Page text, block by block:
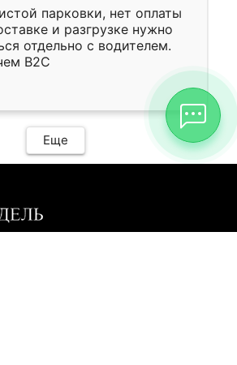
парковки, нет оплаты
и разгрузке нужно
отдельно с водителем.
B2C
Еще